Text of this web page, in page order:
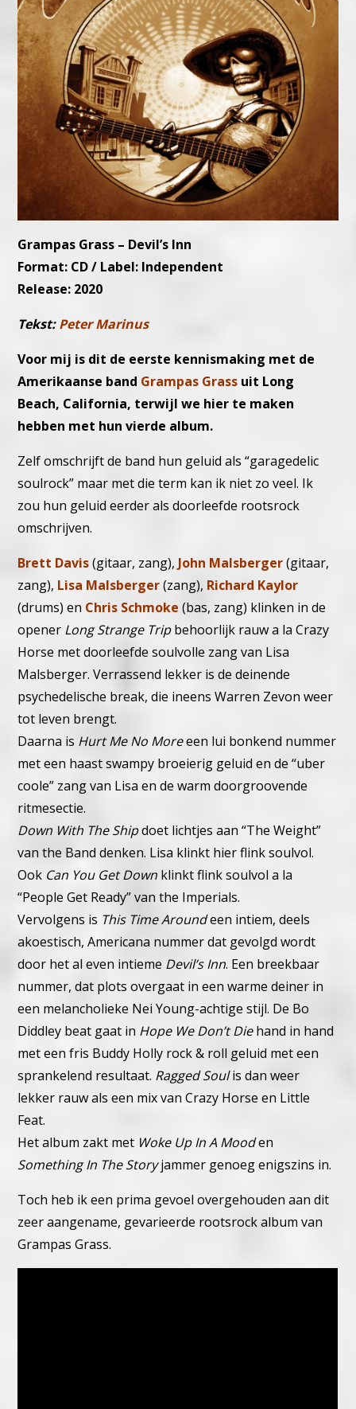
Grampas Grass – Devil’s Inn
Format: CD / Label: Independent
Release: 2020
Tekst:Peter Marinus
Voor mij is dit de eerste kennismaking met de
Amerikaanse band Grampas Grass uit Long
Beach, California, terwijl we hier te maken
hebben met hun vierde album.
Zelf omschrijft de band hun geluid als “garagedelic
soulrock” maar met die term kan ik niet zo veel. Ik
zou hun geluid eerder als doorleefde rootsrock
omschrijven.
Brett Davis(gitaar, zang), John Malsberger(gitaar,
zang), Lisa Malsberger(zang), Richard Kaylor
(drums) en Chris Schmoke (bas, zang) klinken in de
opener Long Strange Tripbehoorlijk rauw a la Crazy
Horse met doorleefde soulvolle zang van Lisa
Malsberger. Verrassend lekker is de deinende
psychedelische break, die ineens Warren Zevon weer
tot leven brengt.
Daarna is Hurt Me No Moreeen lui bonkend nummer
met een haast swampy broeierig geluid en de “uber
coole” zang van Lisa en de warm doorgroovende
ritmesectie.
Down With The Shipdoet lichtjes aan “The Weight”
van the Band denken. Lisa klinkt hier flink soulvol.
Ook Can You Get Down klinkt flink soulvol a la
“People Get Ready” van the Imperials.
Vervolgens is This Time Aroundeen intiem, deels
akoestisch, Americana nummer dat gevolgd wordt
door het al even intieme Devil’s Inn. Een breekbaar
nummer, dat plots overgaat in een warme deiner in
een melancholieke Nei Young-achtige stijl. De Bo
Diddley beat gaat in Hope We Don’t Diehand in hand
met een fris Buddy Holly rock & roll geluid met een
sprankelend resultaat. Ragged Soulis dan weer
lekker rauw als een mix van Crazy Horse en Little
Feat.
Het album zakt met Woke Up In A Mooden
Something In The Storyjammer genoeg enigszins in.
Toch heb ik een prima gevoel overgehouden aan dit
zeer aangename, gevarieerde rootsrock album van
Grampas Grass.